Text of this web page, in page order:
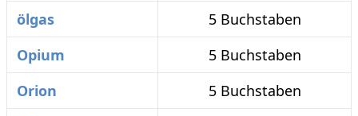
ölgas
5 Buchstaben
Opium
5 Buchstaben
Orion
5 Buchstaben